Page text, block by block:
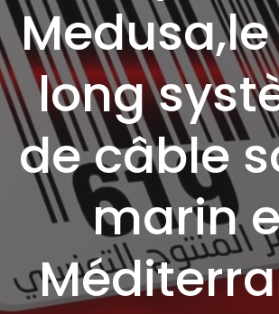
long
de câble
marin